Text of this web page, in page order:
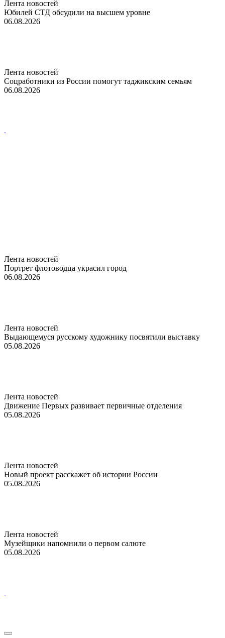
Лента новостей
Юбилей СТД обсудили на высшем уровне
06.08.2026
Лента новостей
Соцработники из России помогут таджикским семьям
06.08.2026
Лента новостей
Портрет флотоводца украсил город
06.08.2026
Лента новостей
Выдающемуся русскому художнику посвятили выставку
05.08.2026
Лента новостей
Движение Первых развивает первичные отделения
05.08.2026
Лента новостей
Новый проект расскажет об истории России
05.08.2026
Лента новостей
Музейщики напомнили о первом салюте
05.08.2026